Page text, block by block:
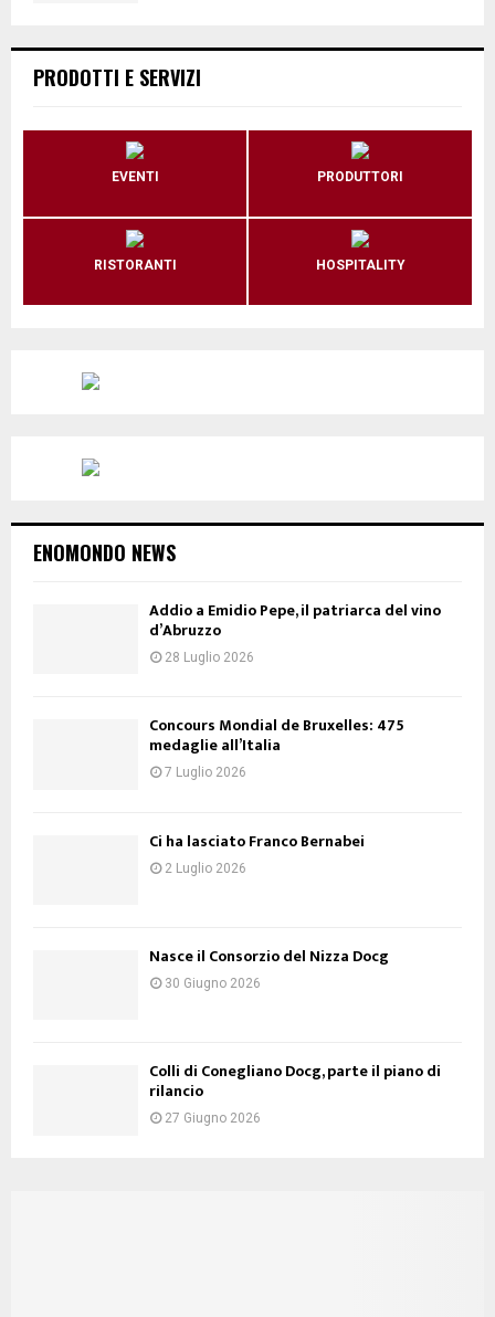
PRODOTTI E SERVIZI
EVENTI PRODUTTORI
RISTORANTI HOSPITALITY
ENOMONDO NEWS
Addio a Emidio Pepe, il patriarca del vino
d’Abruzzo
28 Luglio 2026
Concours Mondial de Bruxelles: 475
medaglie all’Italia
7 Luglio 2026
Ci ha lasciato Franco Bernabei
2 Luglio 2026
Nasce il Consorzio del Nizza Docg
30 Giugno 2026
Colli di Conegliano Docg, parte il piano di
rilancio
27 Giugno 2026